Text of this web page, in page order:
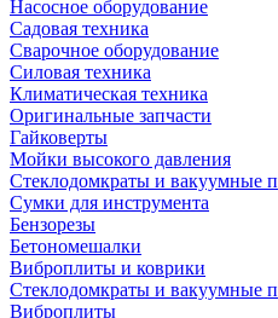
Насосное оборудование
Садовая техника
Сварочное оборудование
Силовая техника
Климатическая техника
Оригинальные запчасти
Гайковерты
Мойки высокого давления
Стеклодомкраты и вакуумные
Сумки для инструмента
Бензорезы
Бетономешалки
Виброплиты и коврики
Стеклодомкраты и вакуумные
Виброплиты